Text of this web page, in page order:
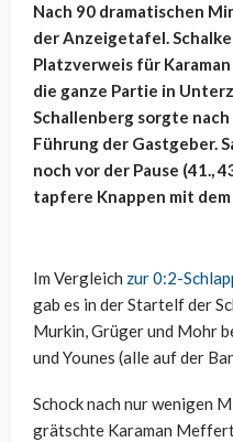
Nach 90 dramatischen
der Anzeigetafel.
Platzverweis für
die ganze Partie in
Schallenberg sorgte
Führung der Gastgeber.
noch vor der Pause (41.,
tapfere Knappen mit
Im Vergleich zur 0:2-
gab es in der Startelf der
Murkin, Grüger und Mohr
und Younes (alle auf der
Schock nach nur wenigen
grätschte Karaman